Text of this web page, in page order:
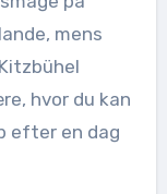
mens
hvor du kan
efter en dag